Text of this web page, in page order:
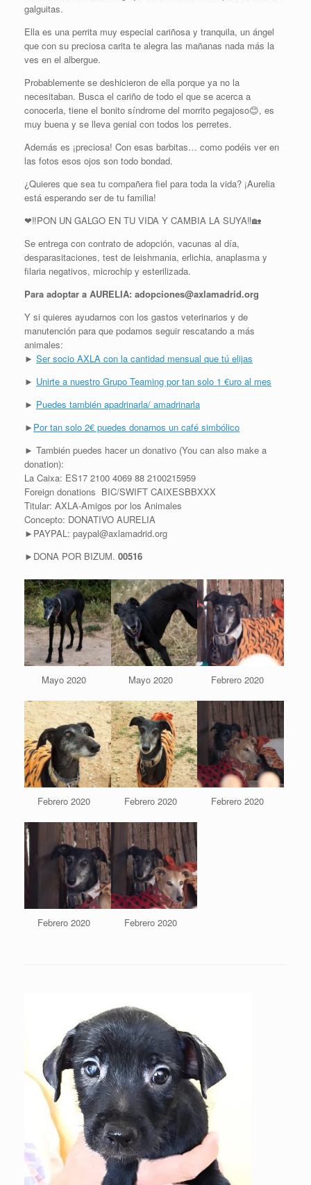
galguitas.
Ella es una perrita muy especial cariñosa y tranquila, un ángel
que con su preciosa carita te alegra las mañanas nada más la
ves en el albergue.
Probablemente se deshicieron de ella porque ya no la
necesitaban. Busca el cariño de todo el que se acerca a
conocerla, tiene el bonito síndrome del morrito pegajoso😊, es
muy buena y se lleva genial con todos los perretes.
Además es ¡preciosa! Con esas barbitas… como podéis ver en
las fotos esos ojos son todo bondad.
¿Quieres que sea tu compañera fiel para toda la vida? ¡Aurelia
está esperando ser de tu familia!
❤‼PON UN GALGO EN TU VIDA Y CAMBIA LA SUYA‼🏡
Se entrega con contrato de adopción, vacunas al día,
desparasitaciones, test de leishmania, erlichia, anaplasma y
filaria negativos, microchip y esterilizada.
Para adoptar a AURELIA: adopciones@axlamadrid.org
Y si quieres ayudarnos con los gastos veterinarios y de
manutención para que podamos seguir rescatando a más
animales:
► Ser socio AXLA con la cantidad mensual que tú elijas
► Unirte a nuestro Grupo Teaming por tan solo 1 €uro al mes
► Puedes también apadrinarla/ amadrinarla
► Por tan solo 2€ puedes donarnos un café simbólico
► También puedes hacer un donativo (You can also make a
donation):
La Caixa: ES17 2100 4069 88 2100215959
Foreign donations BIC/SWIFT CAIXESBBXXX
Titular: AXLA-Amigos por los Animales
Concepto: DONATIVO AURELIA
►PAYPAL: paypal@axlamadrid.org
►DONA POR BIZUM. 00516
Mayo 2020 Mayo 2020 Febrero 2020
Febrero 2020 Febrero 2020 Febrero 2020
Febrero 2020 Febrero 2020